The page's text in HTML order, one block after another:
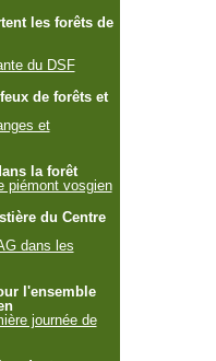
les forêts de
du DSF
de forêts et
et
la forêt
piémont vosgien
du Centre
dans les
l'ensemble
journée de